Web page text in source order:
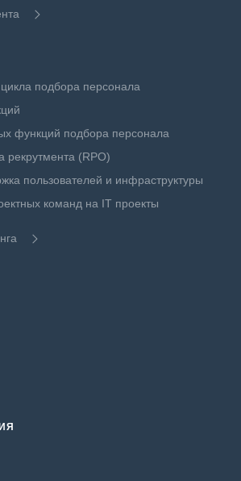
подбора персонала
функций подбора персонала
рекрутмента (RPO)
пользователей и инфраструктуры
команд на IT проекты